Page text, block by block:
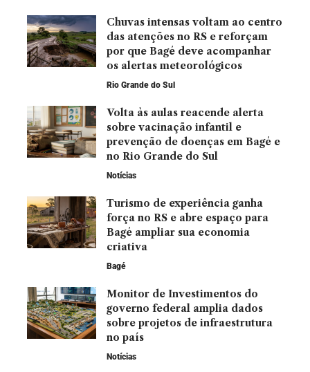
Chuvas intensas voltam ao centro
das atenções no RS e reforçam
por que Bagé deve acompanhar
os alertas meteorológicos
Rio Grande do Sul
Volta às aulas reacende alerta
sobre vacinação infantil e
prevenção de doenças em Bagé e
no Rio Grande do Sul
Notícias
Turismo de experiência ganha
força no RS e abre espaço para
Bagé ampliar sua economia
criativa
Bagé
Monitor de Investimentos do
governo federal amplia dados
sobre projetos de infraestrutura
no país
Notícias